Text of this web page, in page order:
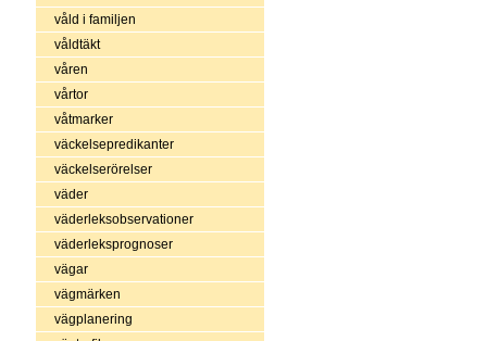
våld i familjen
våldtäkt
våren
vårtor
våtmarker
väckelsepredikanter
väckelserörelser
väder
väderleksobservationer
väderleksprognoser
vägar
vägmärken
vägplanering